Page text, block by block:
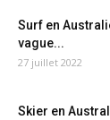
Surf en
vague...
27 juillet 2022
Skier en